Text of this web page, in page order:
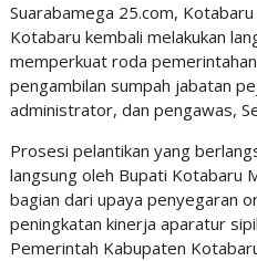
Suarabamega 25.com,
Kotabaru kembali melakukan
memperkuat roda
pengambilan sumpah jabatan
administrator, dan pengawas,
Prosesi pelantikan yang
langsung oleh Bupati Kotabaru
bagian dari upaya penyegaran
peningkatan kinerja aparatur
Pemerintah Kabupaten